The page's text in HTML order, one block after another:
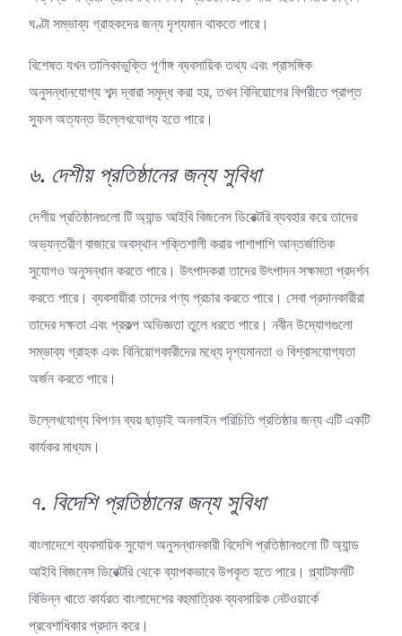
ঘণ্টা সম্ভাব্য গ্রাহকদের জন্য দৃশ্যমান থাকতে পারে।
বিশেষত যখন তালিকাভুক্তি পূর্ণাঙ্গ ব্যবসায়িক তথ্য এবং প্রাসঙ্গিক
অনুসন্ধানযোগ্য শব্দ দ্বারা সমৃদ্ধ করা হয়, তখন বিনিয়োগের বিপরীতে প্রাপ্ত
সুফল অত্যন্ত উল্লেখযোগ্য হতে পারে।
৬. দেশীয় প্রতিষ্ঠানের জন্য সুবিধা
দেশীয় প্রতিষ্ঠানগুলো টি অ্যান্ড আইবি বিজনেস ডিরেক্টরি ব্যবহার করে তাদের
অভ্যন্তরীণ বাজারে অবস্থান শক্তিশালী করার পাশাপাশি আন্তর্জাতিক
সুযোগও অনুসন্ধান করতে পারে। উৎপাদকরা তাদের উৎপাদন সক্ষমতা প্রদর্শন
করতে পারে। ব্যবসায়ীরা তাদের পণ্য প্রচার করতে পারে। সেবা প্রদানকারীরা
তাদের দক্ষতা এবং প্রকল্প অভিজ্ঞতা তুলে ধরতে পারে। নবীন উদ্যোগগুলো
সম্ভাব্য গ্রাহক এবং বিনিয়োগকারীদের মধ্যে দৃশ্যমানতা ও বিশ্বাসযোগ্যতা
অর্জন করতে পারে।
উল্লেখযোগ্য বিপণন ব্যয় ছাড়াই অনলাইন পরিচিতি প্রতিষ্ঠার জন্য এটি একটি
কার্যকর মাধ্যম।
৭. বিদেশি প্রতিষ্ঠানের জন্য সুবিধা
বাংলাদেশে ব্যবসায়িক সুযোগ অনুসন্ধানকারী বিদেশি প্রতিষ্ঠানগুলো টি অ্যান্ড
আইবি বিজনেস ডিরেক্টরি থেকে ব্যাপকভাবে উপকৃত হতে পারে। প্ল্যাটফর্মটি
বিভিন্ন খাতে কার্যরত বাংলাদেশের বহুমাত্রিক ব্যবসায়িক নেটওয়ার্কে
প্রবেশাধিকার প্রদান করে।